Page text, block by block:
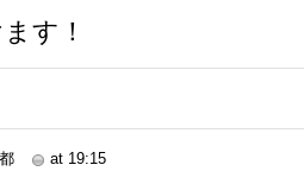
す！
at 19:15